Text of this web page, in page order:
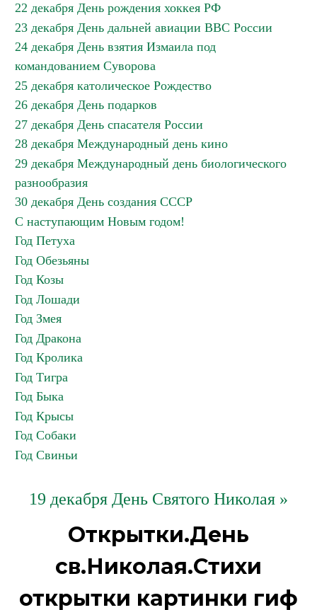
22 декабря День рождения хоккея РФ
23 декабря День дальней авиации ВВС России
24 декабря День взятия Измаила под
командованием Суворова
25 декабря католическое Рождество
26 декабря День подарков
27 декабря День спасателя России
28 декабря Международный день кино
29 декабря Международный день биологического
разнообразия
30 декабря День создания СССР
С наступающим Новым годом!
Год Петуха
Год Обезьяны
Год Козы
Год Лошади
Год Змея
Год Дракона
Год Кролика
Год Тигра
Год Быка
Год Крысы
Год Собаки
Год Свиньи
19 декабря День Святого Николая »
Открытки.День
св.Николая.Стихи
открытки картинки гиф